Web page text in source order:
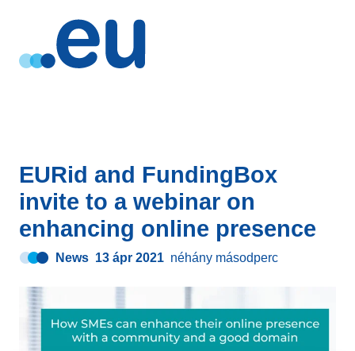
EURid and FundingBox
invite to a webinar on
enhancing online presence
News 13 ápr 2021 néhány másodperc